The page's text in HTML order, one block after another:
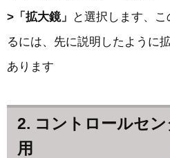
>「拡大鏡」
と選択します、
るには、先に説明したように
あります
2. コントロールセ
用